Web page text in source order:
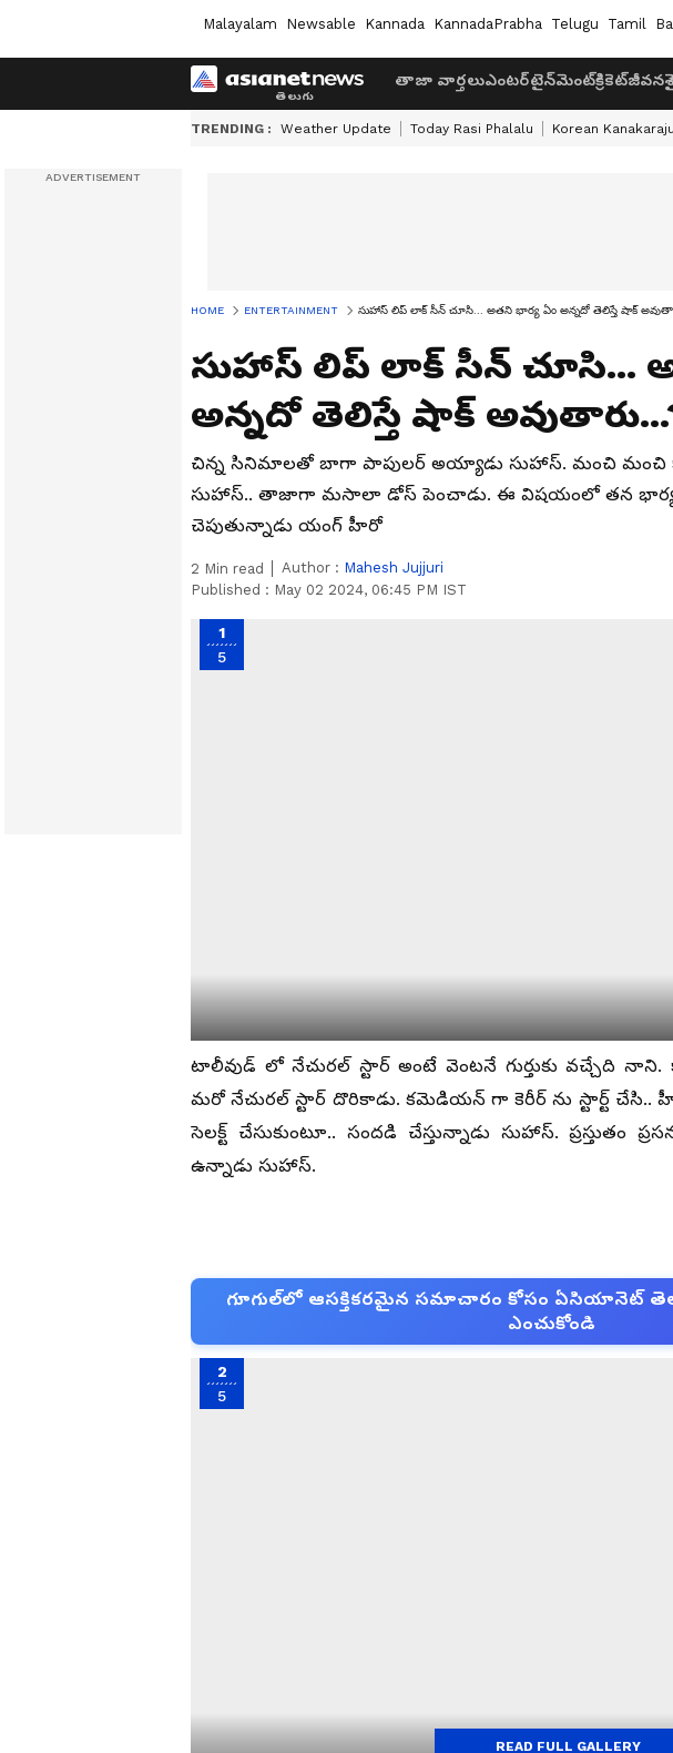
Malayalam Newsable Kannada KannadaPrabha Telugu Tamil
తాజా వార్తలుఎంటర్‌టైన్‌మెంట్క్రికెట్
TRENDING : Weather Update Today Rasi Phalalu Korean
HOME ENTERTAINMENT సుహాస్ లిప్ లాక్ సీన్ చూసి... అతని భార్య ఏం అన్నదో తెలిస్తే షాక్
సుహాస్ లిప్ లాక్ సీన్ చూసి...
అన్నదో తెలిస్తే షాక్
చిన్న సినిమాలతో బాగా పాపులర్ అయ్యాడు సుహాస్. మంచి మంచి
సుహాస్.. తాజాగా మసాలా డోస్ పెంచాడు. ఈ విషయంలో తన భార్య
చెపుతున్నాడు యంగ్ హీరో
2 Min read Author : Mahesh Jujjuri
Published : May 02 2024, 06:45 PM IST
1
5
టాలీవుడ్ లో నేచురల్ స్టార్ అంటే వెంటనే గుర్తుకు వచ్చేది నాని.
మరో నేచురల్ స్టార్ దొరికాడు. కమెడియన్ గా కెరీర్ ను స్టార్ట్
సెలక్ట్ చేసుకుంటూ.. సందడి చేస్తున్నాడు సుహాస్. ప్రస్తుతం
ఉన్నాడు సుహాస్.
గూగుల్‌లో ఆసక్తికరమైన సమాచారం కోసం ఏసియానెట్
ఎంచుకోండి
2
5
READ FULL GALLERY